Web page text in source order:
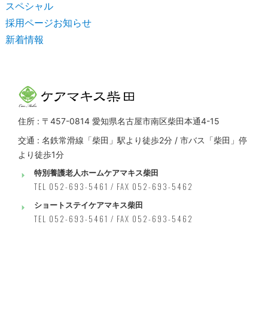
スペシャル
採用ページお知らせ
新着情報
住所 : 〒457-0814 愛知県名古屋市南区柴田本通4-15
交通 : 名鉄常滑線「柴田」駅より徒歩2分 / 市バス「柴田」停
より徒歩1分
特別養護老人ホームケアマキス柴田
TEL 052-693-5461 / FAX 052-693-5462
ショートステイケアマキス柴田
TEL 052-693-5461 / FAX 052-693-5462